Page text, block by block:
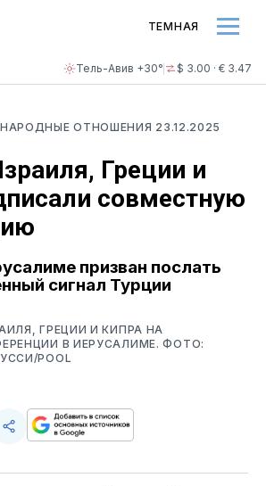
Тель-Авив +30° $ 3.00 · € 3.47
ТЕМНАЯ
ОТНОШЕНИЯ 23.12.2025
Греции и
совместную
призван послать
сигнал Турции
ГРЕЦИИ И КИПРА НА
В ИЕРУСАЛИМЕ. ФОТО:
POOL
Скопируйте
поделитесь